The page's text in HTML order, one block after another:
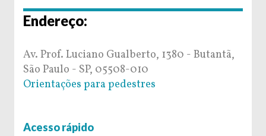
Endereço:
Av. Prof. Luciano Gualberto, 1380 - Butantã,
São Paulo - SP, 05508-010
Orientações para pedestres
Acesso rápido